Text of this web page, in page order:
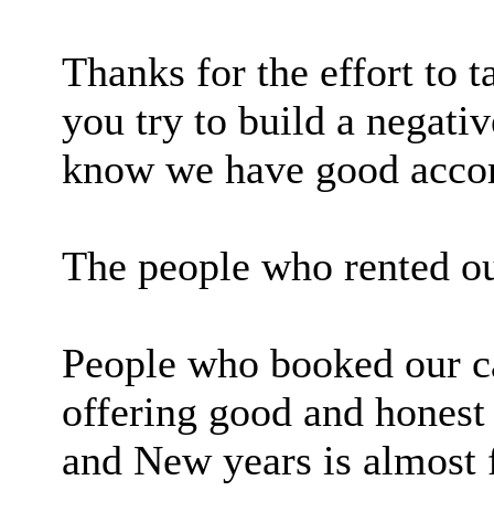
Thanks for the effort to
you try to build a
know we have good
The people who rented
People who booked our
offering good and
and New years is